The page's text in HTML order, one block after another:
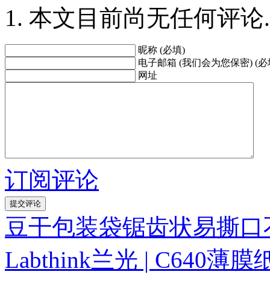
本文目前尚无任何评论.
昵称 (必填)
电子邮箱 (我们会为您保密) (必
网址
订阅评论
豆干包装袋锯齿状易撕
Labthink兰光 | C640薄膜